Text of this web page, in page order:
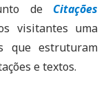
de Citações
visitantes uma
que estruturam
e textos.